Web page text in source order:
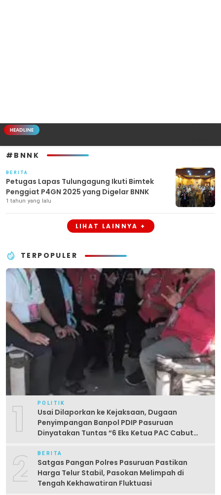
HEADLINE
#BNNK
BERITA
Petugas Lapas Tulungagung Ikuti Bimtek
Penggiat P4GN 2025 yang Digelar BNNK
1 tahun yang lalu
LIHAT LAINNYA +
TERPOPULER
1 POLITIK
Usai Dilaporkan ke Kejaksaan, Dugaan
Penyimpangan Banpol PDIP Pasuruan
Dinyatakan Tuntas “6 Eks Ketua PAC Cabut
2 BERITA
Satgas Pangan Polres Pasuruan Pastikan
Harga Telur Stabil, Pasokan Melimpah di
Tengah Kekhawatiran Fluktuasi